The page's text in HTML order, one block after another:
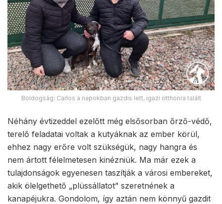
Boldogság: Carlos a napokban gazdis lett, igazi otthonra talált
Néhány évtizeddel ezelőtt még elsősorban őrző-védő,
terelő feladatai voltak a kutyáknak az ember körül,
ehhez nagy erőre volt szükségük, nagy hangra és
nem ártott félelmetesen kinézniük. Ma már ezek a
tulajdonságok egyenesen taszítják a városi embereket,
akik ölelgethető „plüssállatot” szeretnének a
kanapéjukra. Gondolom, így aztán nem könnyű gazdit